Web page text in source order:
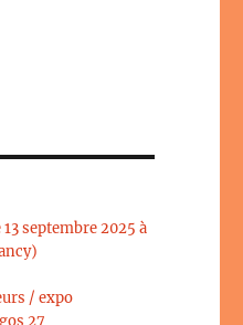
septembre 2025 à
/ expo
27